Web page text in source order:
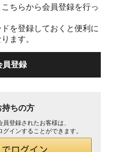
ちらから会員登録を行っ
を登録しておくと便利に
ます。
ちの方
登録されたお客様は、
インすることができます。